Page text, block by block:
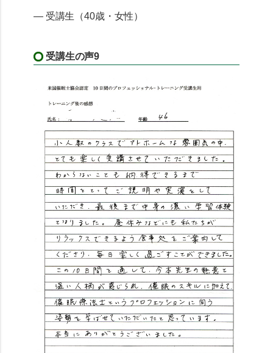
— 受講生（40歳・女性）
受講生の声9